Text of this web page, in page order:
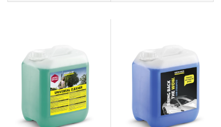
Kärcher PROFI
Kärcher HOBBY
Kimicar